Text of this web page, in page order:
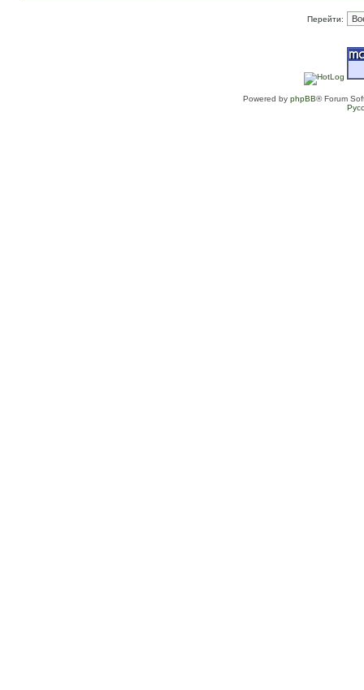
Перейти:
Powered by phpBB® Forum